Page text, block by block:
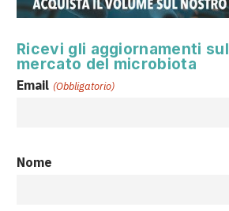
Ricevi gli aggiornamenti sul
mercato del microbiota
Email (Obbligatorio)
Nome